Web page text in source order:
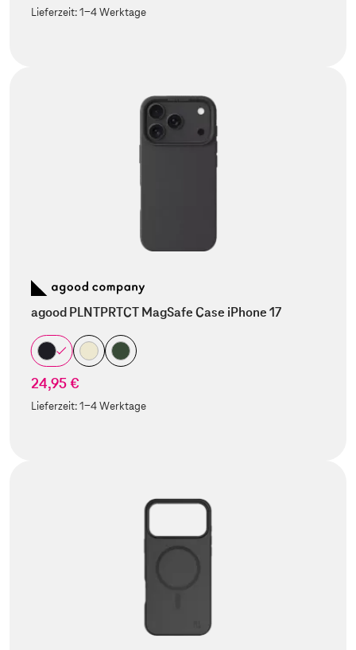
Lieferzeit:1-4 Werktage
agood PLNTPRTCT MagSafe Case iPhone 17
24,95 €
Lieferzeit:1-4 Werktage